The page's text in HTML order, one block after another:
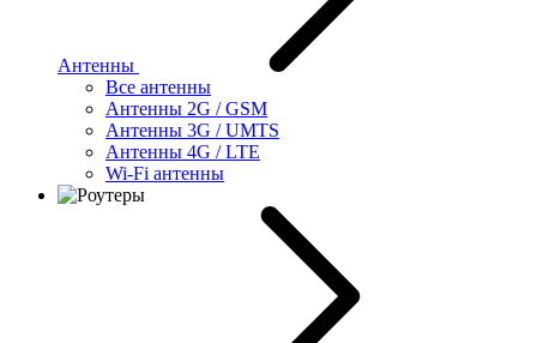
Антенны
Все антенны
Антенны 2G / GSM
Антенны 3G / UMTS
Антенны 4G / LTE
Wi-Fi антенны